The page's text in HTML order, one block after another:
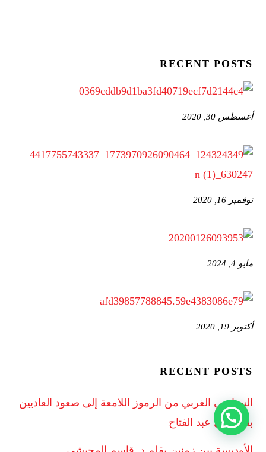
RECENT POSTS
أغسطس 30, 2020
نوفمبر 16, 2020
مايو 4, 2024
أكتوبر 19, 2020
RECENT POSTS
السياسي الغربي من الرموز اللامعة إلى صعود العاديين
بقلم نبيل عبد الفتاح